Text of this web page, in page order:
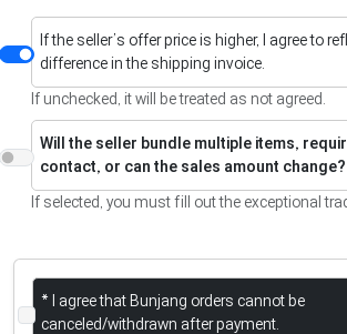
If the seller’s offer price is higher, I agree to
difference in the shipping invoice.
If unchecked, it will be treated as not agreed.
Will the seller bundle multiple items,
contact, or can the sales amount change?
If selected, you must fill out the exceptional
* I agree that Bunjang orders cannot be
canceled/withdrawn after payment.